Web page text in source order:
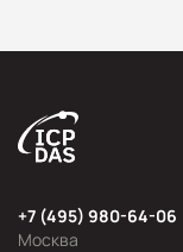
Москва
+7 (495) 980-64-06